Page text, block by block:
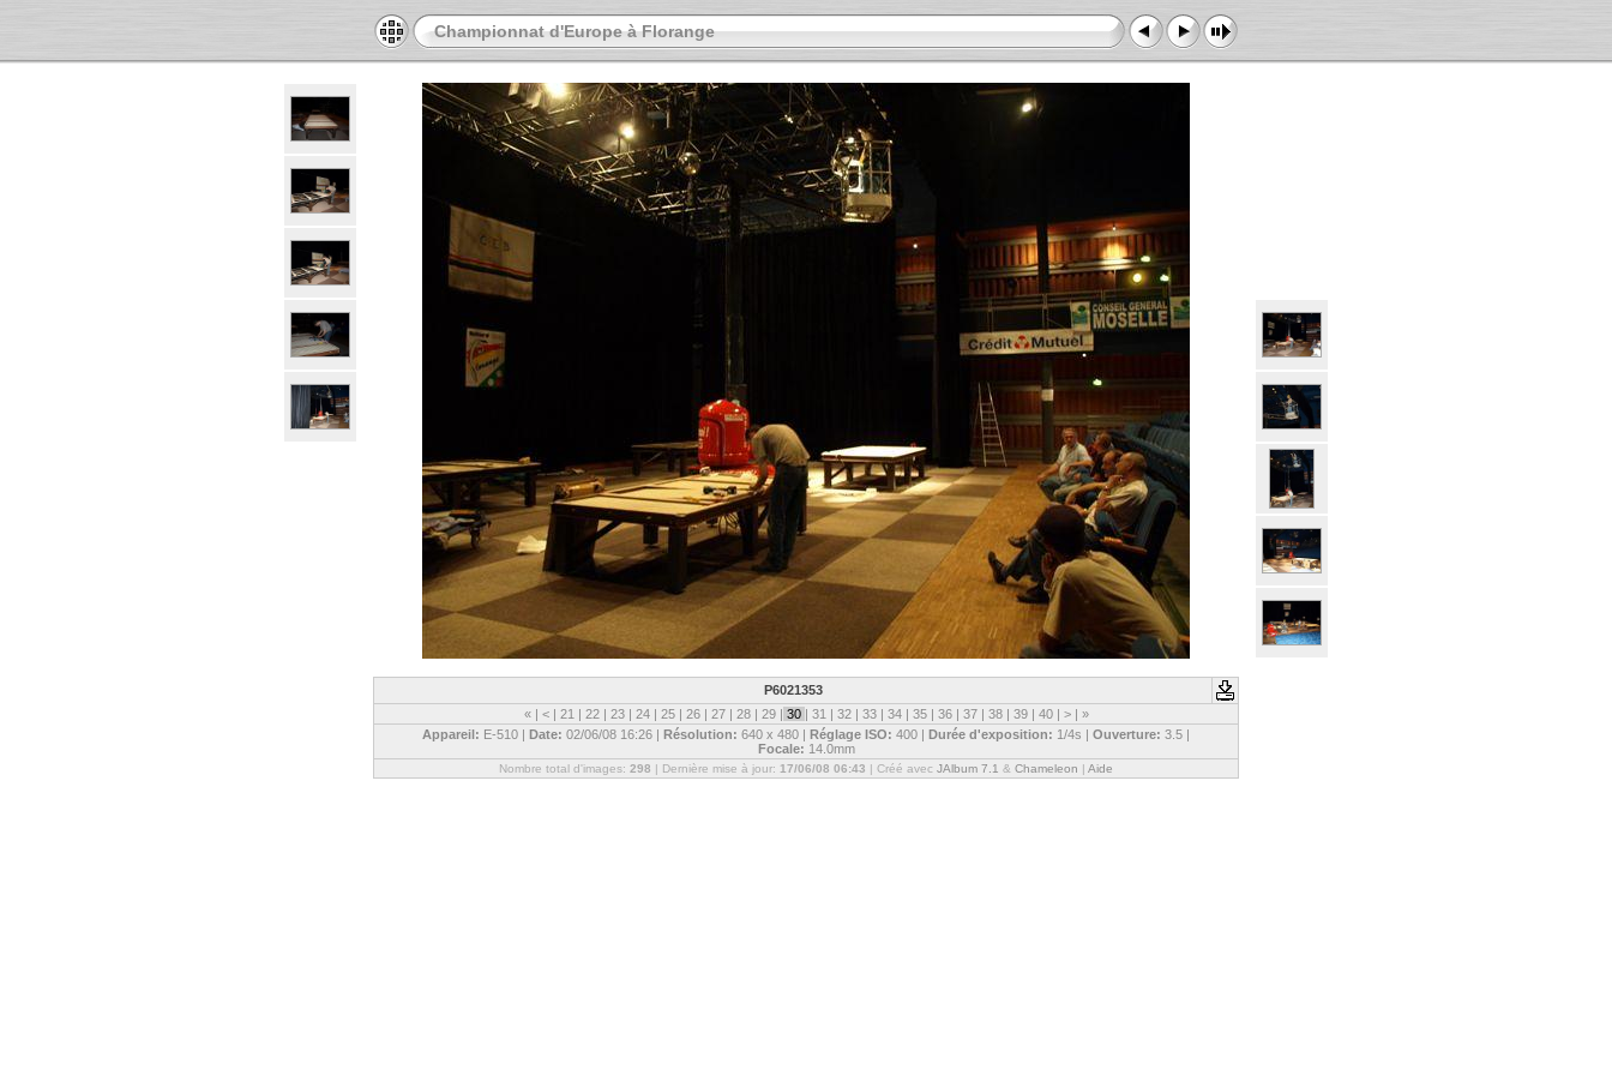
Championnat d'Europe à Florange
P6021353
« | < | 21 | 22 | 23 | 24 | 25 | 26 | 27 | 28 | 29 | 30 | 31 | 32 | 33 | 34 | 35 | 36 | 37 | 38 | 39 | 40 | > | »
Appareil: E-510 | Date: 02/06/08 16:26 | Résolution: 640 x 480 | Réglage ISO: 400 | Durée d'exposition: 1/4s | Ouverture: 3.5 |
Focale: 14.0mm
Nombre total d'images: 298 | Dernière mise à jour: 17/06/08 06:43 | Créé avec JAlbum 7.1 & Chameleon | Aide